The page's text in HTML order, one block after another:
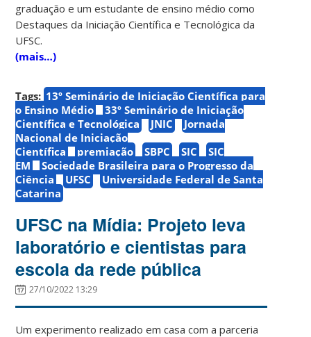
graduação e um estudante de ensino médio como
Destaques da Iniciação Científica e Tecnológica da
UFSC.
(mais…)
Tags: 13º Seminário de Iniciação Científica para
o Ensino Médio
33º Seminário de Iniciação
Científica e Tecnológica
JNIC
Jornada
Nacional de Iniciação
Científica
premiação SBPC SIC
SIC
EM
Sociedade Brasileira para o Progresso da
Ciência
UFSC
Universidade Federal de Santa
Catarina
UFSC na Mídia: Projeto leva
laboratório e cientistas para
escola da rede pública
27/10/2022 13:29
Um experimento realizado em casa com a parceria